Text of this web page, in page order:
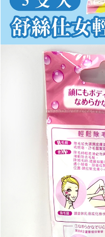
https://aftee.tw/terms/#terms3
３．未成年的使用者請事先徵得
「AFTEE先享後付」，若未經同
任。
４．使用「AFTEE先享後付」時
時審查核予不同之上限額度；若
請求用戶進行身份認證。
５．嚴禁一人註冊多個帳號或使
恩沛科技股份有限公司將有權停